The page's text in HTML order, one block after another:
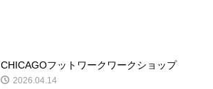
CHICAGOフットワークワークショップ
2026.04.14